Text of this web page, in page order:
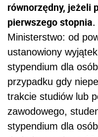
równorzędny, jeżeli
pierwszego stopnia.
Ministerstwo: od
ustanowiony
stypendium dla
przypadku gdy
trakcie studiów lub
zawodowego,
stypendium dla